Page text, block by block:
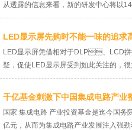
从透露的信息来看，新的研发中心将以14
LED显示屏先购时不能一味的追求
LED显示屏凭借相对于DLP、LCD拼接的独
疑，促使LED显示屏受到如此关注的
千亿基金刺激下中国集成电路产业
国家 集成电路 产业投资基金是迄今国务
亿元，从而为集成电路产业发展注入强劲动